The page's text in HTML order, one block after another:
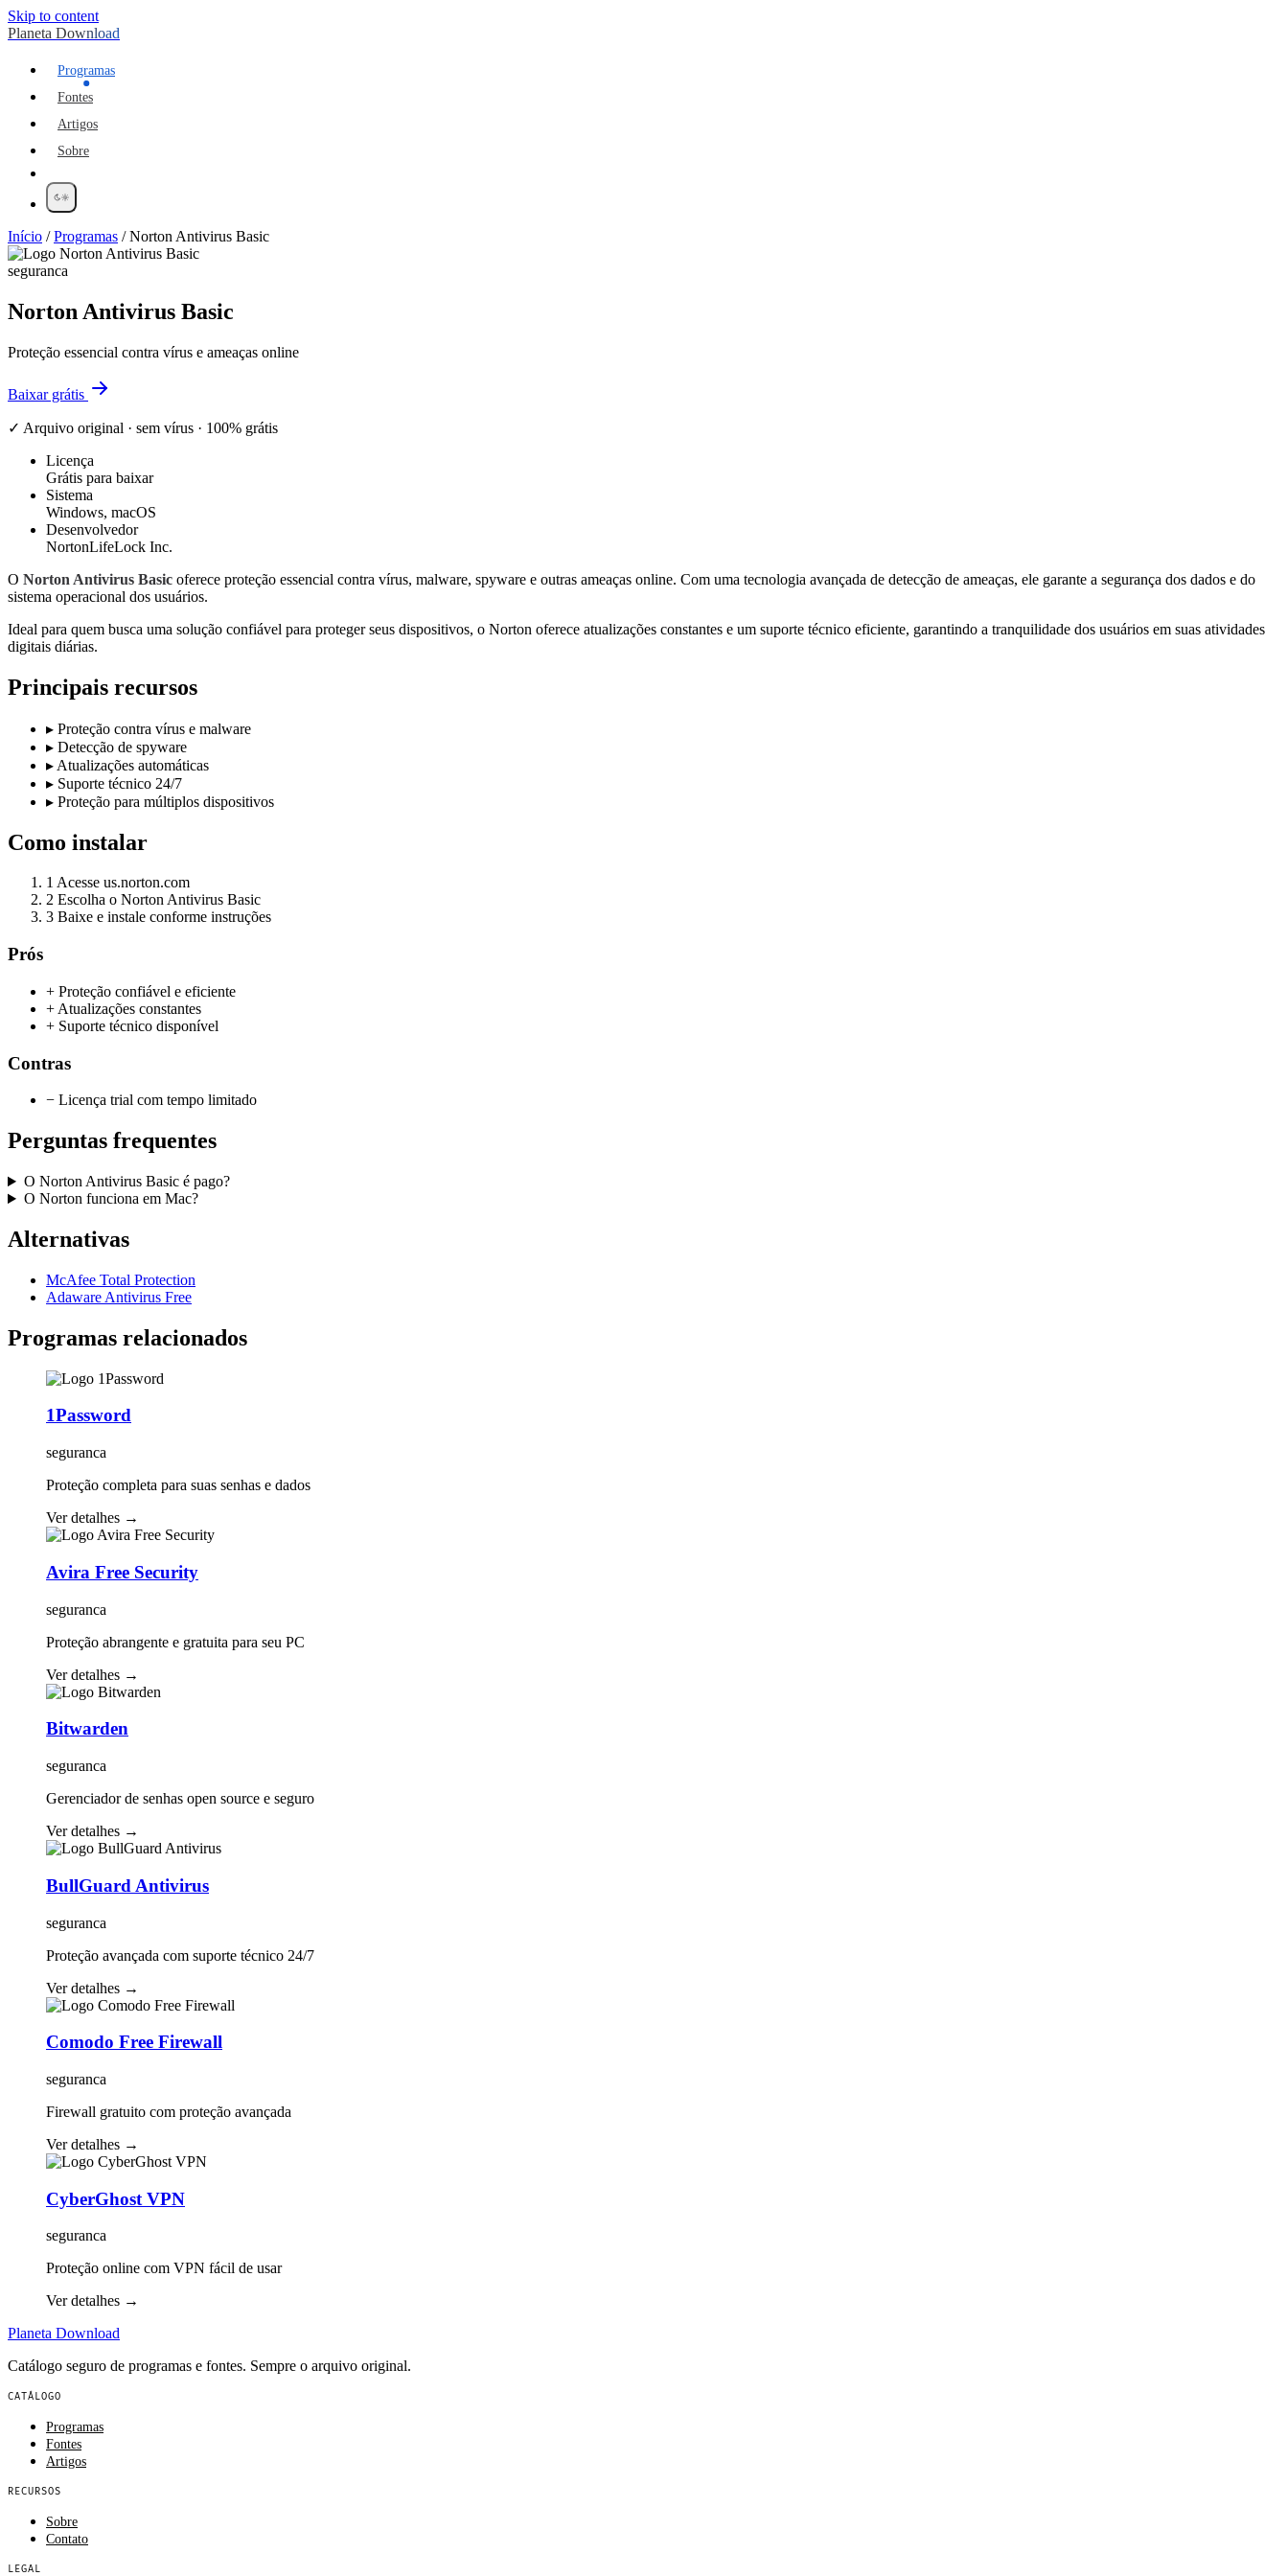
Skip to content
Planeta Download
Programas
Fontes
Artigos
Sobre
Início /Programas /Norton Antivirus Basic
seguranca
Norton Antivirus Basic
Proteção essencial contra vírus e ameaças online
Baixar grátis
✓ Arquivo original · sem vírus · 100% grátis
Licença
Grátis para baixar
Sistema
Windows, macOS
Desenvolvedor
NortonLifeLock Inc.
O Norton Antivirus Basic oferece proteção essencial contra vírus, malware, spyware e outras ameaças online. Com uma tecnologia avançada de detecção de ameaças, ele garante a segurança dos dados e do
sistema operacional dos usuários.
Ideal para quem busca uma solução confiável para proteger seus dispositivos, o Norton oferece atualizações constantes e um suporte técnico eficiente, garantindo a tranquilidade dos usuários em suas atividades
digitais diárias.
Principais recursos
▸ Proteção contra vírus e malware
▸ Detecção de spyware
▸ Atualizações automáticas
▸ Suporte técnico 24/7
▸ Proteção para múltiplos dispositivos
Como instalar
1 Acesse us.norton.com
2 Escolha o Norton Antivirus Basic
3 Baixe e instale conforme instruções
Prós
+ Proteção confiável e eficiente
+ Atualizações constantes
+ Suporte técnico disponível
Contras
− Licença trial com tempo limitado
Perguntas frequentes
O Norton Antivirus Basic é pago?
O Norton funciona em Mac?
Alternativas
McAfee Total Protection
Adaware Antivirus Free
Programas relacionados
1Password
seguranca
Proteção completa para suas senhas e dados
Ver detalhes →
Avira Free Security
seguranca
Proteção abrangente e gratuita para seu PC
Ver detalhes →
Bitwarden
seguranca
Gerenciador de senhas open source e seguro
Ver detalhes →
BullGuard Antivirus
seguranca
Proteção avançada com suporte técnico 24/7
Ver detalhes →
Comodo Free Firewall
seguranca
Firewall gratuito com proteção avançada
Ver detalhes →
CyberGhost VPN
seguranca
Proteção online com VPN fácil de usar
Ver detalhes →
Planeta Download
Catálogo seguro de programas e fontes. Sempre o arquivo original.
CATÁLOGO
Programas
Fontes
Artigos
RECURSOS
Sobre
Contato
LEGAL